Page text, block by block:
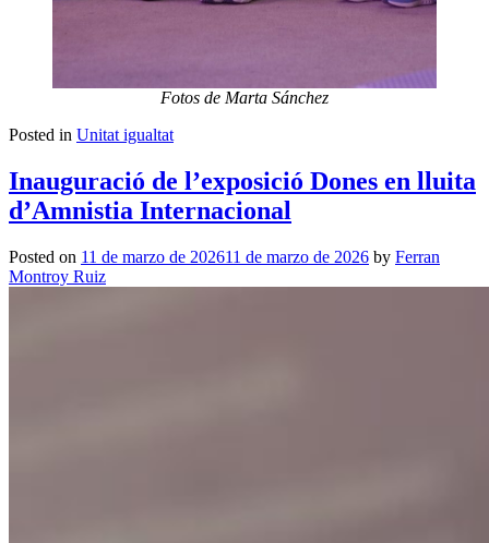
Fotos de Marta Sánchez
Posted in Unitat igualtat
Inauguració de l’exposició Dones en lluita
d’Amnistia Internacional
Posted on 11 de marzo de 202611 de marzo de 2026 by Ferran
Montroy Ruiz